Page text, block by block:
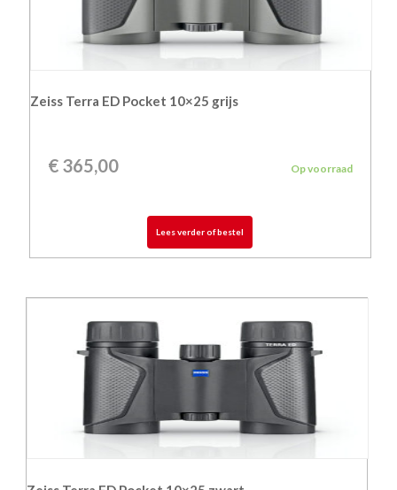
Zeiss Terra ED Pocket 10×25 grijs
€365,00 Op voorraad
Lees verder of bestel